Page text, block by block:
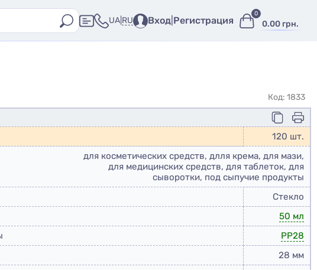
UA RU Вход Регистрация 0.00 грн.
0
Код: 1833
120 шт.
для косметических средств, длля крема, для мази,
для медицинских средств, для таблеток, для
сыворотки, под сыпучие продукты
Стекло
50 мл
PP28
28 мм